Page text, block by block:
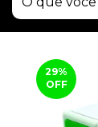
29%
OFF